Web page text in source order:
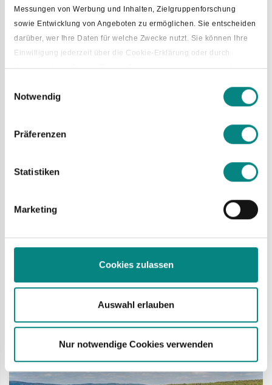
Messungen von Werbung und Inhalten, Zielgruppenforschung
sowie Entwicklung von Angeboten zu ermöglichen. Sie entscheiden
darüber, wer Ihre Daten für welche Zwecke nutzt. Sie können Ihre
Einwilligung jederzeit über die Cookie-Erklärung oder durch
Klicken auf das Privacy Trigger Symbol ändern oder widerrufen
Wenn Sie es erlauben, würden wir auch gerne:
Erfahren Sie mehr darüber, wie Ihre persönlichen Daten verarbeitet
Notwendig
Präferenzen
Statistiken
Marketing
Cookies zulassen
Auswahl erlauben
Nur notwendige Cookies verwenden
Neues Standesamt-Team stellt
gerecht zu werden, war das Ziel von Bürgermeister Tobias
Avermann bei der diesjährigen Trennung des Fachbereiches
„Bauen“ und 3 – „Ordnung und Soziales“, welche künftig
durch zwei neue Fachbereichsleiter koordiniert werden. Seit
Mi
21.08.